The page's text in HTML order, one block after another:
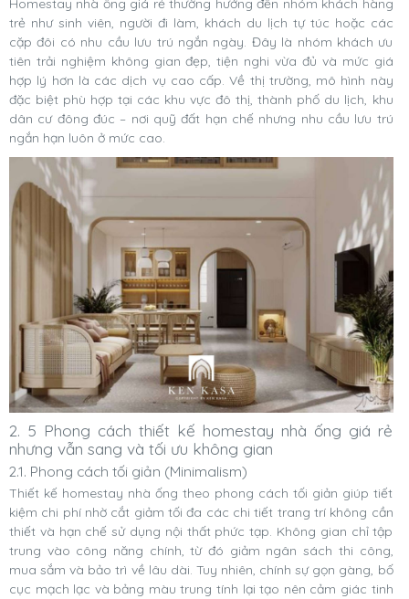
Homestay nhà ống giá rẻ thường hướng đến nhóm khách hàng
trẻ như sinh viên, người đi làm, khách du lịch tự túc hoặc các
cặp đôi có nhu cầu lưu trú ngắn ngày. Đây là nhóm khách ưu
tiên trải nghiệm không gian đẹp, tiện nghi vừa đủ và mức giá
hợp lý hơn là các dịch vụ cao cấp. Về thị trường, mô hình này
đặc biệt phù hợp tại các khu vực đô thị, thành phố du lịch, khu
dân cư đông đúc – nơi quỹ đất hạn chế nhưng nhu cầu lưu trú
ngắn hạn luôn ở mức cao.
2. 5 Phong cách thiết kế homestay nhà ống giá rẻ
nhưng vẫn sang và tối ưu không gian
2.1. Phong cách tối giản (Minimalism)
Thiết kế homestay nhà ống theo phong cách tối giản giúp tiết
kiệm chi phí nhờ cắt giảm tối đa các chi tiết trang trí không cần
thiết và hạn chế sử dụng nội thất phức tạp. Không gian chỉ tập
trung vào công năng chính, từ đó giảm ngân sách thi công,
mua sắm và bảo trì về lâu dài. Tuy nhiên, chính sự gọn gàng, bố
cục mạch lạc và bảng màu trung tính lại tạo nên cảm giác tinh